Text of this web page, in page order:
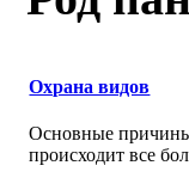
Охрана видов
Основные причины
происходит все